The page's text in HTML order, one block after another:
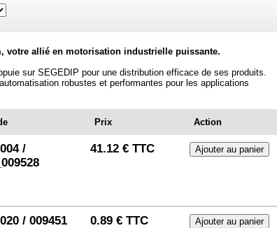
votre allié en motorisation industrielle puissante.
sur SEGEDIP pour une distribution efficace de ses produits.
robustes et performantes pour les applications
Prix Action
/
41.12 € TTC
/ 009451 0.89 € TTC